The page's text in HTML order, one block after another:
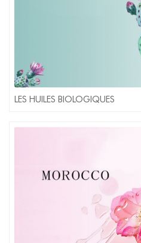
LES HUILES BIOLOGIQUES